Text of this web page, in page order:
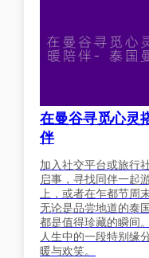
在曼谷寻觅心灵
伴
加入社交平台或旅行
启事，寻找同伴一起
上，或者在乍都节周
无论是品尝地道的泰
都是值得珍藏的瞬间
人生中的一段特别缘
暖与欢笑。